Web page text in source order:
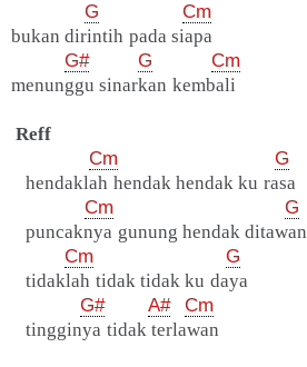
G
Cm
bukan dirintih pada siapa
G#
G
Cm
menunggu sinarkan kembali
Reff
Cm
G
hendaklah hendak hendak ku rasa
Cm
G
puncaknya gunung hendak ditawan
Cm
G
tidaklah tidak tidak ku daya
G#
A#
Cm
tingginya tidak terlawan